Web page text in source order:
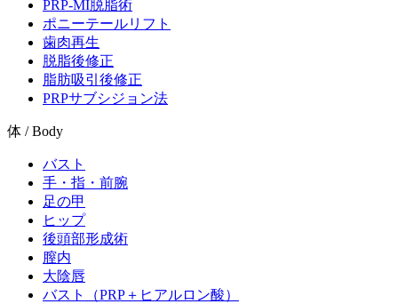
PRP-MI脱脂術
ポニーテールリフト
歯肉再生
脱脂後修正
脂肪吸引後修正
PRPサブシジョン法
体 / Body
バスト
手・指・前腕
足の甲
ヒップ
後頭部形成術
膣内
大陰唇
バスト（PRP＋ヒアルロン酸）